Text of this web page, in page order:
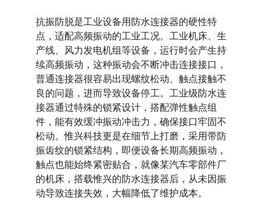
抗振防脱是工业设备用防水连接器的硬性特
点，适配高频振动的工业工况。工业机床、生
产线、风力发电机组等设备，运行时会产生持
续高频振动，这种振动会不断冲击连接接口，
普通连接器很容易出现螺纹松动、触点接触不
良的问题，进而导致设备停工。工业级防水连
接器通过特殊的锁紧设计，搭配弹性触点组
件，能有效缓冲振动冲击力，确保接口牢固不
松动。惟兴科技更是在细节上打磨，采用带防
振齿纹的锁紧结构，即便设备长期高频振动，
触点也能始终紧密贴合，就像某汽车零部件厂
的机床，搭载惟兴的防水连接器后，从未因振
动导致连接失效，大幅降低了维护成本。